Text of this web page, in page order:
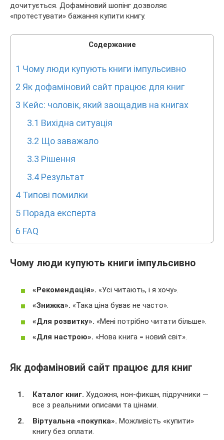
дочитується. Дофаміновий шопінг дозволяє
«протестувати» бажання купити книгу.
Содержание
1 Чому люди купують книги імпульсивно
2 Як дофаміновий сайт працює для книг
3 Кейс: чоловік, який заощадив на книгах
3.1 Вихідна ситуація
3.2 Що заважало
3.3 Рішення
3.4Результат
4 Типові помилки
5 Порада експерта
6 FAQ
Чому люди купують книги імпульсивно
«Рекомендація». «Усі читають, і я хочу».
«Знижка». «Така ціна буває не часто».
«Для розвитку». «Мені потрібно читати більше».
«Для настрою». «Нова книга = новий світ».
Як дофаміновий сайт працює для книг
Каталог книг. Художня, нон-фикшн, підручники —
все з реальними описами та цінами.
Віртуальна «покупка». Можливість «купити»
книгу без оплати.